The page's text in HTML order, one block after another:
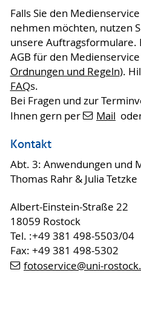
Falls Sie den
nehmen möchten, nutzen
unsere Auftragsformulare.
AGB für den
Ordnungen und Regeln).
FAQs.
Bei Fragen und zur
Ihnen gern per
Mail
Kontakt
Abt. 3: Anwendungen und
Thomas Rahr & Julia Tetzke
Albert-Einstein-Straße 22
18059 Rostock
Tel. :+49 381 498-5503/04
Fax: +49 381 498-5302
fotoservice@uni-rostock